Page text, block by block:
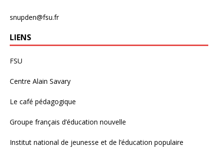
snupden@fsu.fr
LIENS
FSU
Centre Alain Savary
Le café pédagogique
Groupe français d’éducation nouvelle
Institut national de jeunesse et de l’éducation populaire